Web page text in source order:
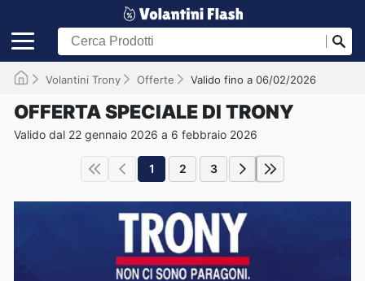
Volantini Trony Offerte Valido fino a 06/02/2026
OFFERTA SPECIALE DI TRONY
Valido dal 22 gennaio 2026 a 6 febbraio 2026
1 2 3